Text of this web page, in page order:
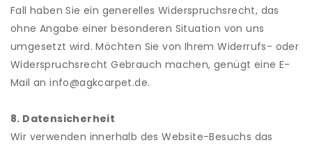
Fall haben Sie ein generelles Widerspruchsrecht, das
ohne Angabe einer besonderen Situation von uns
umgesetzt wird. Möchten Sie von Ihrem Widerrufs- oder
Widerspruchsrecht Gebrauch machen, genügt eine E-
Mail an info@agkcarpet.de.
8. Datensicherheit
Wir verwenden innerhalb des Website-Besuchs das